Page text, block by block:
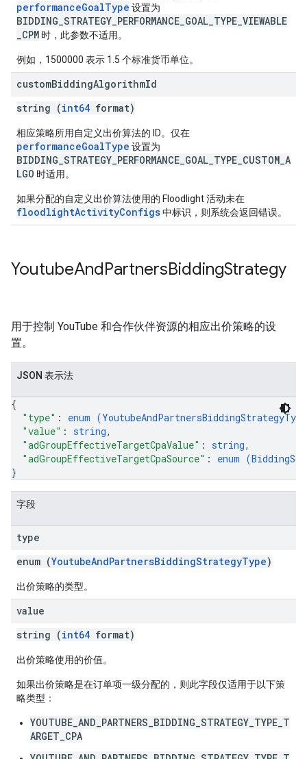
performanceGoalType 设置为
BIDDING_STRATEGY_PERFORMANCE_GOAL_TYPE_VIEWABLE
_CPM 时，此参数不适用。
例如，1500000 表示 1.5 个标准货币单位。
customBiddingAlgorithmId
string (int64 format)
相应策略所用自定义出价算法的 ID。仅在
performanceGoalType 设置为
BIDDING_STRATEGY_PERFORMANCE_GOAL_TYPE_CUSTOM_A
LGO 时适用。
如果分配的自定义出价算法使用的 Floodlight 活动未在
floodlightActivityConfigs中标识，则系统会返回错误。
YoutubeAndPartnersBiddingStrategy
用于控制 YouTube 和合作伙伴资源的相应出价策略的设
置。
JSON 表示法
{
"type" : enum (YoutubeAndPartnersBiddingStrategyType
"value" : string,
"adGroupEffectiveTargetCpaValue" : string,
"adGroupEffectiveTargetCpaSource" : enum (
}
字段
type
enum (YoutubeAndPartnersBiddingStrategyType)
出价策略的类型。
value
string (int64 format)
出价策略使用的价值。
如果出价策略是在订单项一级分配的，则此字段仅适用于以下策
略类型：
YOUTUBE_AND_PARTNERS_BIDDING_STRATEGY_TYPE_T
ARGET_CPA